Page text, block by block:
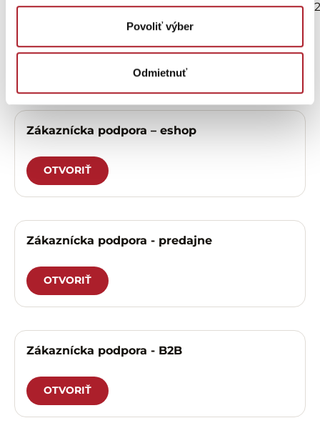
Povoliť výber
Odmietnuť
20,80 € 24,70 € 19,76 €
Zákaznícka podpora – eshop
OTVORIŤ
Zákaznícka podpora - predajne
OTVORIŤ
Zákaznícka podpora - B2B
OTVORIŤ